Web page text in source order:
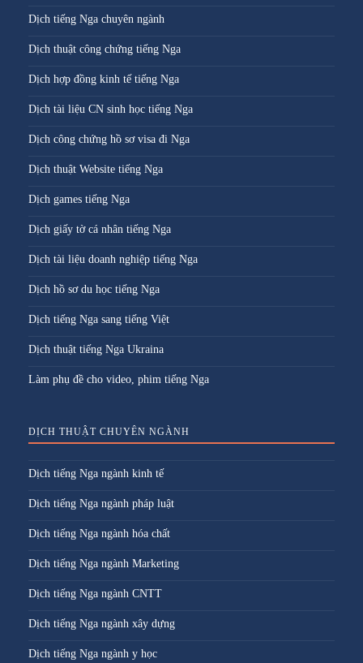
Dịch tiếng Nga chuyên ngành
Dịch thuật công chứng tiếng Nga
Dịch hợp đồng kinh tế tiếng Nga
Dịch tài liệu CN sinh học tiếng Nga
Dịch công chứng hồ sơ visa đi Nga
Dịch thuật Website tiếng Nga
Dịch games tiếng Nga
Dịch giấy tờ cá nhân tiếng Nga
Dịch tài liệu doanh nghiệp tiếng Nga
Dịch hồ sơ du học tiếng Nga
Dịch tiếng Nga sang tiếng Việt
Dịch thuật tiếng Nga Ukraina
Làm phụ đề cho video, phim tiếng Nga
DỊCH THUẬT CHUYÊN NGÀNH
Dịch tiếng Nga ngành kinh tế
Dịch tiếng Nga ngành pháp luật
Dịch tiếng Nga ngành hóa chất
Dịch tiếng Nga ngành Marketing
Dịch tiếng Nga ngành CNTT
Dịch tiếng Nga ngành xây dựng
Dịch tiếng Nga ngành y học